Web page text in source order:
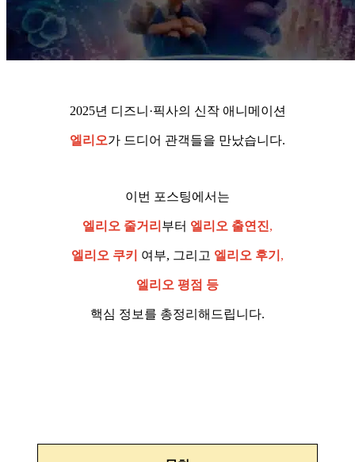
2025년 디즈니·픽사의 신작 애니메이션
엘리오가 드디어 관객들을 만났습니다.
이번 포스팅에서는
엘리오 줄거리 부터 엘리오 출연진,
엘리오 쿠키 여부, 그리고 엘리오 후기 ,
엘리오 평점 등
핵심 정보를 총정리해드립니다.